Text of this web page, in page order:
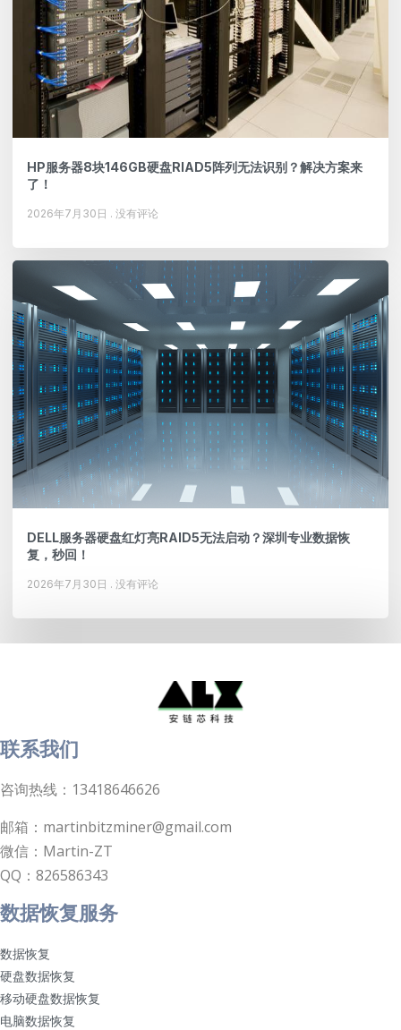
HP服务器8块146GB硬盘RIAD5阵列无法识别？解决方案来
了！
2026年7月30日 没有评论
DELL服务器硬盘红灯亮RAID5无法启动？深圳专业数据恢
复，秒回！
2026年7月30日 没有评论
联系我们
咨询热线：13418646626
邮箱：martinbitzminer@gmail.com
微信：Martin-ZT
QQ：826586343
数据恢复服务
数据恢复
硬盘数据恢复
移动硬盘数据恢复
电脑数据恢复